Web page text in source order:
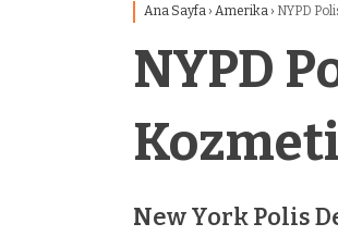
Ana Sayfa › Amerika › NYPD
NYPD
New York Polis